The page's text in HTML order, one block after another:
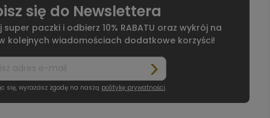
się do Newslettera
paczki i odbierz 10% RABATU oraz wykrój na
kolejnych wiadomościach dodatkowe korzyści!
się, wyrażasz zgodę na naszą politykę prywatności.